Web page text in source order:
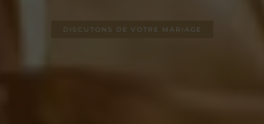
DISCUTONS DE VOTRE MARIAGE